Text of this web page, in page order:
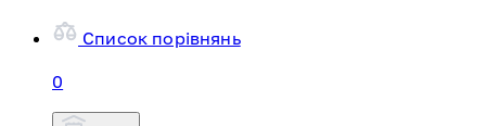
Список порівнянь
0